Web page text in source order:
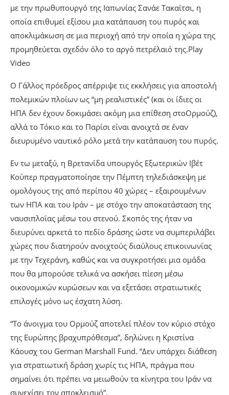
με την πρωθυπουργό της Ιαπωνίας Σανάε Τακαΐτσι, η
οποία επιθυμεί εξίσου μια κατάπαυση του πυρός και
αποκλιμάκωση σε μια περιοχή από την οποία η χώρα της
προμηθεύεται σχεδόν όλο το αργό πετρέλαιό της.Play
Video
Ο Γάλλος πρόεδρος απέρριψε τις εκκλήσεις για αποστολή
πολεμικών πλοίων ως “μη ρεαλιστικές” (και οι ίδιες οι
ΗΠΑ δεν έχουν δοκιμάσει ακόμη μια επίθεση στοΟρμούζ),
αλλά το Τόκιο και το Παρίσι είναι ανοιχτά σε έναν
διευρυμένο ναυτικό ρόλο μετά την κατάπαυση του πυρός.
Εν τω μεταξύ, η Βρετανίδα υπουργός Εξωτερικών Ιβέτ
Κούπερ πραγματοποίησε την Πέμπτη τηλεδιάσκεψη με
ομολόγους της από περίπου 40 χώρες – εξαιρουμένων
των ΗΠΑ και του Ιράν – με στόχο την αποκατάσταση της
ναυσιπλοΐας μέσω του στενού. Σκοπός της ήταν να
διευρύνει αρκετά το πεδίο δράσης ώστε να συμπεριλάβει
χώρες που διατηρούν ανοιχτούς διαύλους επικοινωνίας
με την Τεχεράνη, καθώς και να συγκροτήσει μια ομάδα
που θα μπορούσε τελικά να ασκήσει πίεση μέσω
οικονομικών κυρώσεων και να εξετάσει στρατιωτικές
επιλογές μόνο ως έσχατη λύση.
“Το άνοιγμα του Ορμούζ αποτελεί πλέον τον κύριο στόχο
της Ευρώπης βραχυπρόθεσμα”, δηλώνει η Κριστίνα
Κάουσχ του German Marshall Fund. “Δεν υπάρχει διάθεση
για στρατιωτική δράση χωρίς τις ΗΠΑ, πράγμα που
σημαίνει ότι πρέπει να μειωθούν τα κίνητρα του Ιράν να
συνεχίσει τον αποκλεισμό”.